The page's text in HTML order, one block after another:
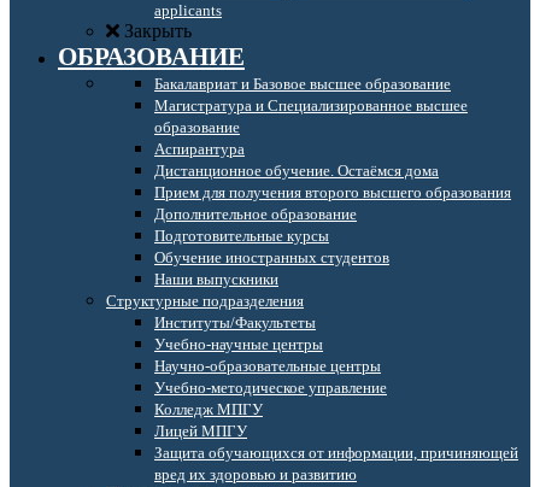
applicants
Закрыть
ОБРАЗОВАНИЕ
Бакалавриат и Базовое высшее образование
Магистратура и Специализированное высшее
образование
Аспирантура
Дистанционное обучение. Остаёмся дома
Прием для получения второго высшего образования
Дополнительное образование
Подготовительные курсы
Обучение иностранных студентов
Наши выпускники
Структурные подразделения
Институты/Факультеты
Учебно-научные центры
Научно-образовательные центры
Учебно-методическое управление
Колледж МПГУ
Лицей МПГУ
Защита обучающихся от информации, причиняющей
вред их здоровью и развитию